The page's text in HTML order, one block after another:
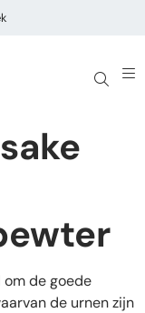
om de goede
de urnen zijn